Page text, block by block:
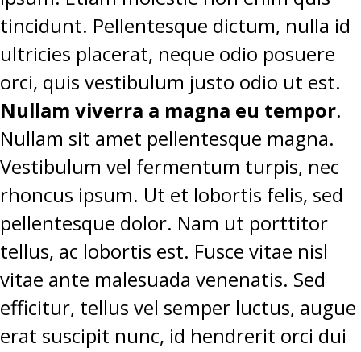
tincidunt. Pellentesque dictum, nulla id
ultricies placerat, neque odio posuere
orci, quis vestibulum justo odio ut est.
Nullam viverra a magna eu tempor.
Nullam sit amet pellentesque magna.
Vestibulum vel fermentum turpis, nec
rhoncus ipsum. Ut et lobortis felis, sed
pellentesque dolor. Nam ut porttitor
tellus, ac lobortis est. Fusce vitae nisl
vitae ante malesuada venenatis. Sed
efficitur, tellus vel semper luctus, augue
erat suscipit nunc, id hendrerit orci dui